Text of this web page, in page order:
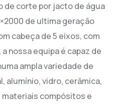
de corte por jacto de água
de ultima geração
cabeça de 5 eixos, com
nossa equipa é capaz de
ampla variedade de
alumínio, vidro, cerâmica,
materiais compósitos e